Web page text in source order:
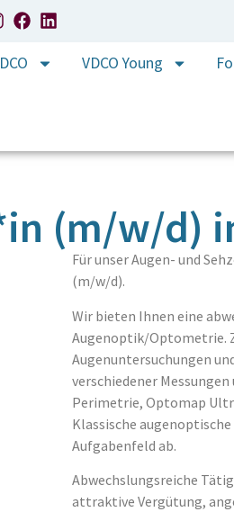
VDCO Young
(m/w/d)
Für unser Augen- und
(m/w/d).
Wir bieten Ihnen eine
Augenoptik/Optometrie.
Augenuntersuchungen
verschiedener
Perimetrie, Optomap
Klassische
Aufgabenfeld ab.
Abwechslungsreiche
attraktive Vergütung,